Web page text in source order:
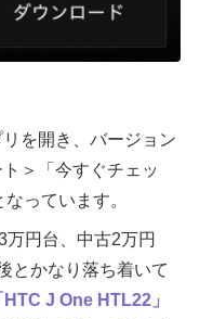
を開き、バージョン
＞「今すぐチェッ
っています。
円台、中古2万円
とかなり落ち着いて
J One HTL22」